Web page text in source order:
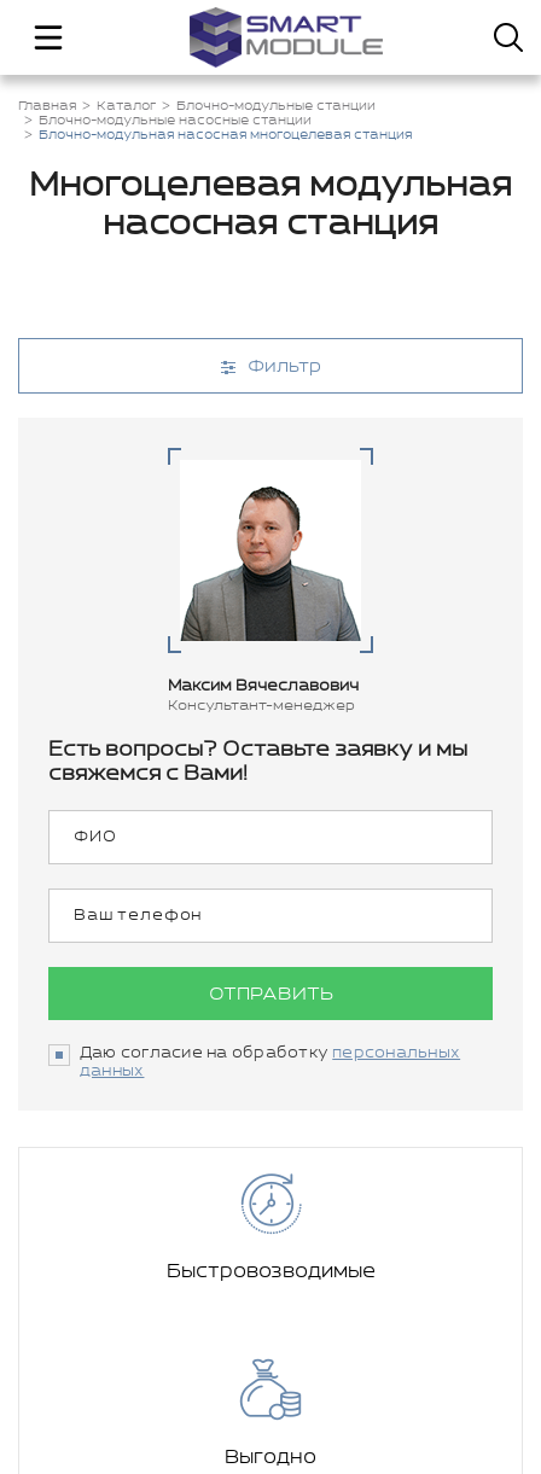
Главная Каталог
Блочно-модульные станции
Блочно-модульные насосные станции
Блочно-модульная насосная многоцелевая станция
Многоцелевая модульная
насосная станция
Фильтр
Максим Вячеславович
Консультант-менеджер
Есть вопросы? Оставьте заявку и мы
свяжемся с Вами!
ОТПРАВИТЬ
Даю согласие на обработку персональных
данных
Быстровозводимые
Выгодно